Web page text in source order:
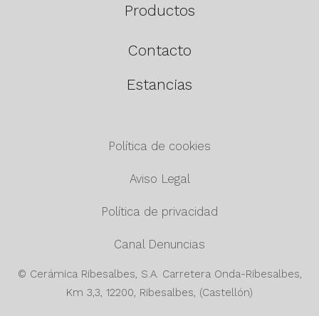
Productos
Contacto
Estancias
Política de cookies
Aviso Legal
Política de privacidad
Canal Denuncias
© Cerámica Ribesalbes, S.A. Carretera Onda-Ribesalbes,
Km 3,3, 12200, Ribesalbes, (Castellón)